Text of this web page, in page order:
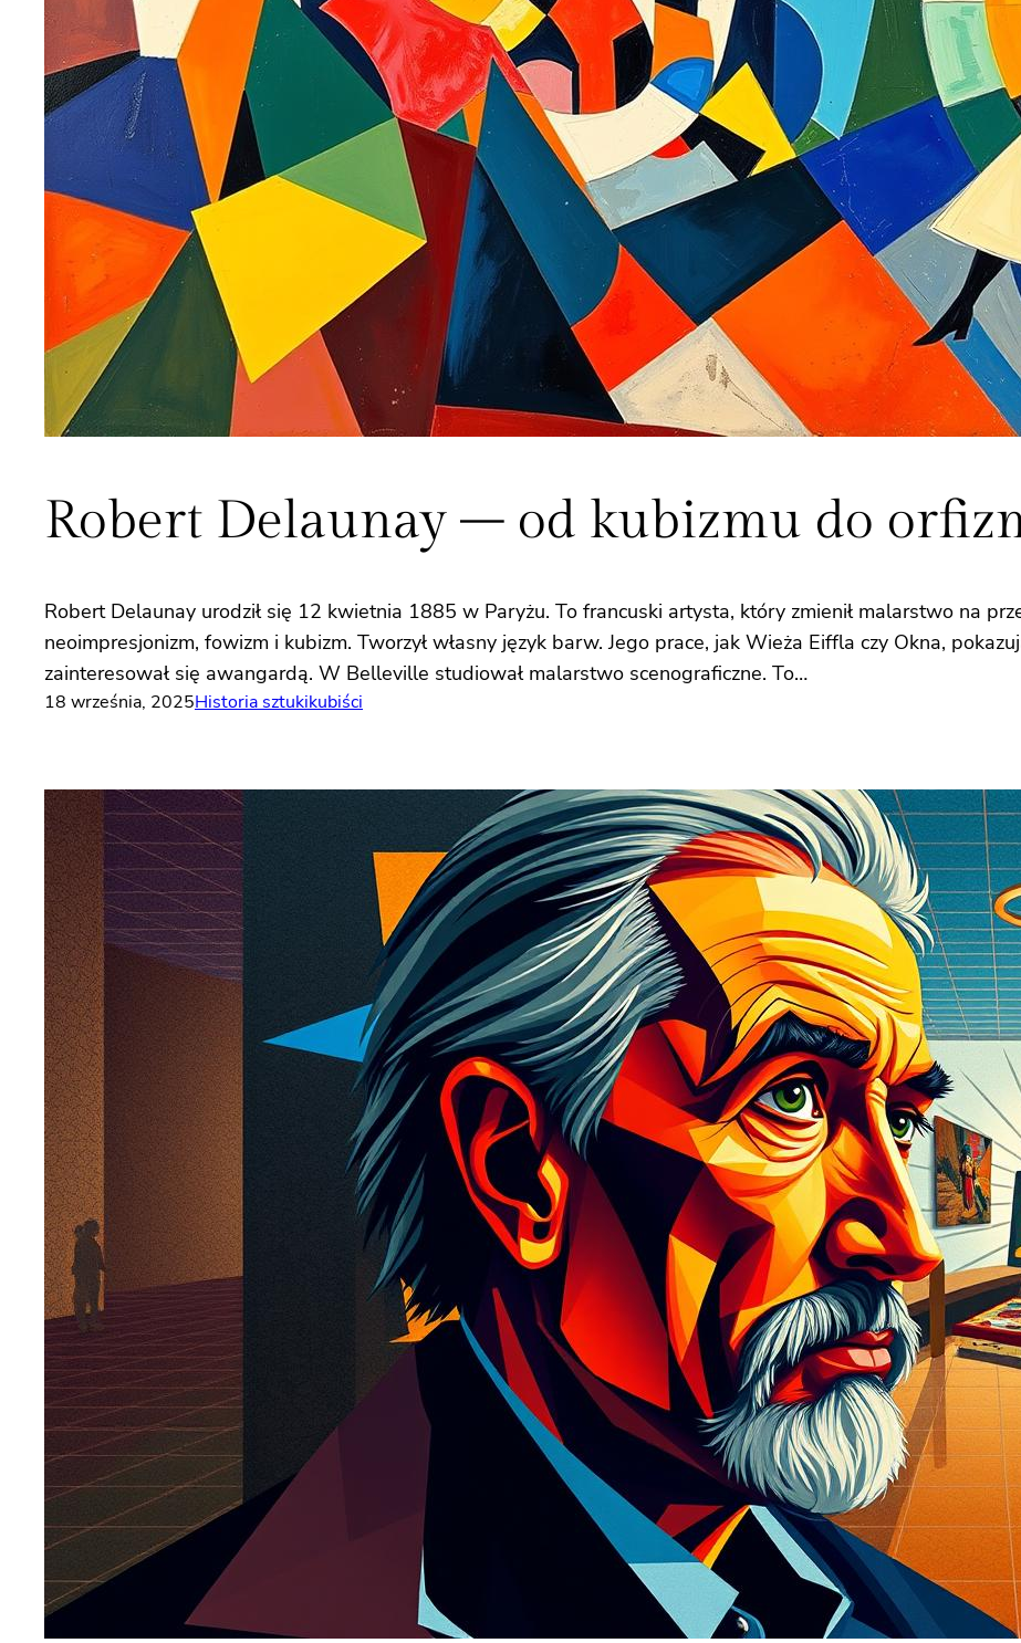
Robert Delaunay – od kubizmu do
Robert Delaunay urodził się 12 kwietnia 1885 w Paryżu. To francuski artysta, który zmienił malarstwo na
neoimpresjonizm, fowizm i kubizm. Tworzył własny język barw. Jego prace, jak Wieża Eiffla czy Okna,
zainteresował się awangardą. W Belleville studiował malarstwo scenograficzne. To…
18 września, 2025Historia sztukikubiści